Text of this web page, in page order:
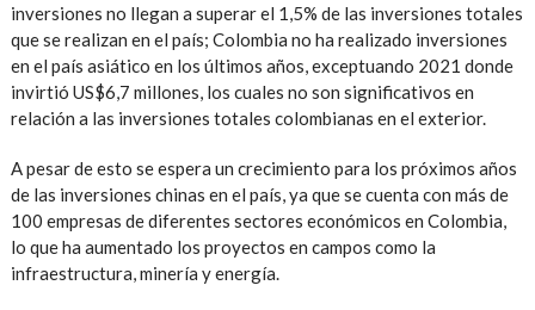
inversiones no llegan a superar el 1,5% de las inversiones totales
que se realizan en el país; Colombia no ha realizado inversiones
en el país asiático en los últimos años, exceptuando 2021 donde
invirtió US$6,7 millones, los cuales no son significativos en
relación a las inversiones totales colombianas en el exterior.
A pesar de esto se espera un crecimiento para los próximos años
de las inversiones chinas en el país, ya que se cuenta con más de
100 empresas de diferentes sectores económicos en Colombia,
lo que ha aumentado los proyectos en campos como la
infraestructura, minería y energía.